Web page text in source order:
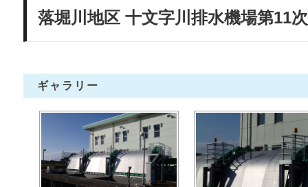
落堀川地区 十文字川排水機場第11
ギャラリー